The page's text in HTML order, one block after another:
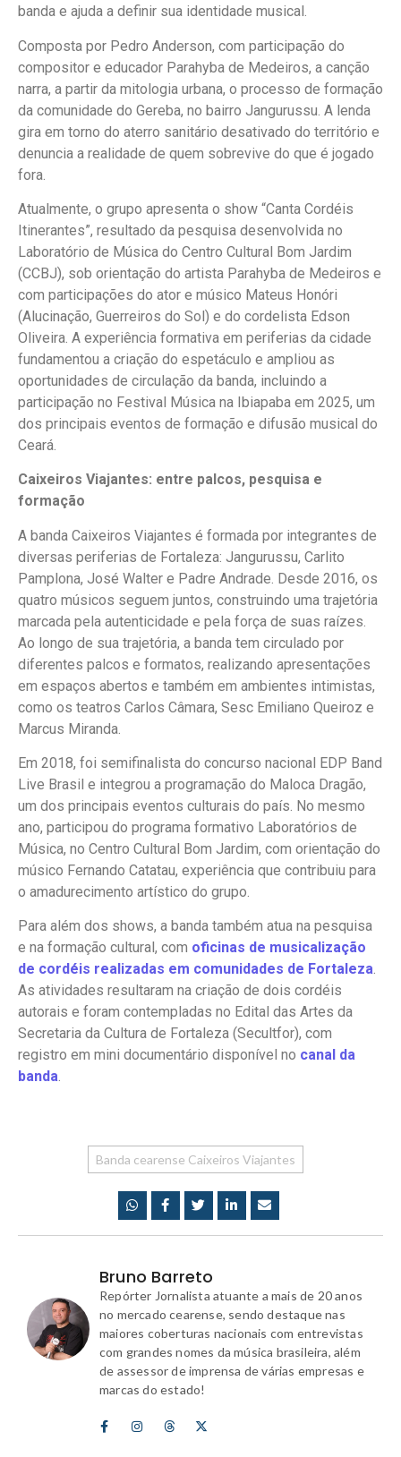
banda e ajuda a definir sua identidade musical.
Composta por Pedro Anderson, com participação do
compositor e educador Parahyba de Medeiros, a canção
narra, a partir da mitologia urbana, o processo de formação
da comunidade do Gereba, no bairro Jangurussu. A lenda
gira em torno do aterro sanitário desativado do território e
denuncia a realidade de quem sobrevive do que é jogado
fora.
Atualmente, o grupo apresenta o show “Canta Cordéis
Itinerantes”, resultado da pesquisa desenvolvida no
Laboratório de Música do Centro Cultural Bom Jardim
(CCBJ), sob orientação do artista Parahyba de Medeiros e
com participações do ator e músico Mateus Honóri
(Alucinação, Guerreiros do Sol) e do cordelista Edson
Oliveira. A experiência formativa em periferias da cidade
fundamentou a criação do espetáculo e ampliou as
oportunidades de circulação da banda, incluindo a
participação no Festival Música na Ibiapaba em 2025, um
dos principais eventos de formação e difusão musical do
Ceará.
Caixeiros Viajantes: entre palcos, pesquisa e
formação
A banda Caixeiros Viajantes é formada por integrantes de
diversas periferias de Fortaleza: Jangurussu, Carlito
Pamplona, José Walter e Padre Andrade. Desde 2016, os
quatro músicos seguem juntos, construindo uma trajetória
marcada pela autenticidade e pela força de suas raízes.
Ao longo de sua trajetória, a banda tem circulado por
diferentes palcos e formatos, realizando apresentações
em espaços abertos e também em ambientes intimistas,
como os teatros Carlos Câmara, Sesc Emiliano Queiroz e
Marcus Miranda.
Em 2018, foi semifinalista do concurso nacional EDP Band
Live Brasil e integrou a programação do Maloca Dragão,
um dos principais eventos culturais do país. No mesmo
ano, participou do programa formativo Laboratórios de
Música, no Centro Cultural Bom Jardim, com orientação do
músico Fernando Catatau, experiência que contribuiu para
o amadurecimento artístico do grupo.
Para além dos shows, a banda também atua na pesquisa
e na formação cultural, com oficinas de musicalização
de cordéis realizadas em comunidades de Fortaleza.
As atividades resultaram na criação de dois cordéis
autorais e foram contempladas no Edital das Artes da
Secretaria da Cultura de Fortaleza (Secultfor), com
registro em mini documentário disponível no canal da
banda.
Banda cearense Caixeiros Viajantes
Bruno Barreto
Repórter Jornalista atuante a mais de 20 anos
no mercado cearense, sendo destaque nas
maiores coberturas nacionais com entrevistas
com grandes nomes da música brasileira, além
de assessor de imprensa de várias empresas e
marcas do estado!